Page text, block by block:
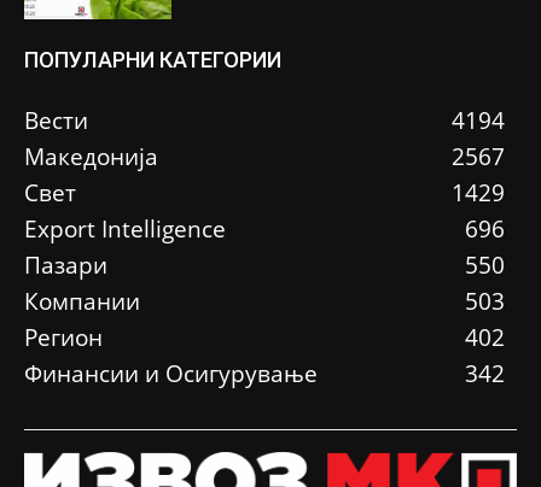
ПОПУЛАРНИ КАТЕГОРИИ
Вести
4194
Македонија
2567
Свет
1429
Еxport Intelligence
696
Пазари
550
Компании
503
Регион
402
Финансии и Осигурување
342